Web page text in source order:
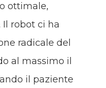
ottimale,
robot ci ha
radicale del
al massimo il
il paziente